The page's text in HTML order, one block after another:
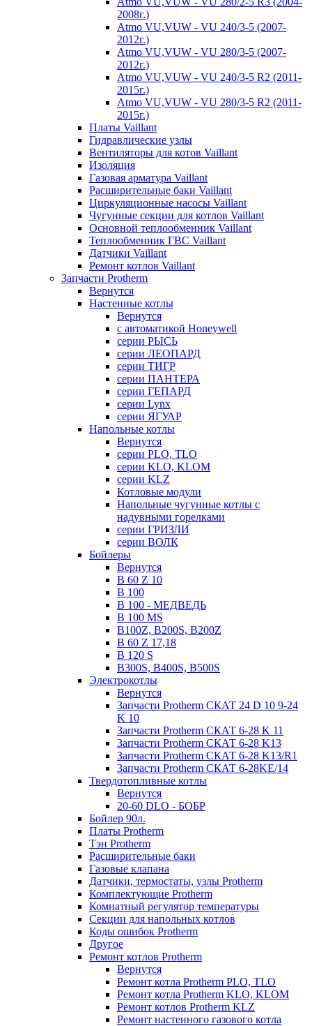
2008г.)
Atmo VU,VUW - VU 240/3-5 (2007-
2012г.)
Atmo VU,VUW - VU 280/3-5 (2007-
2012г.)
Atmo VU,VUW - VU 240/3-5 R2 (2011-
2015г.)
Atmo VU,VUW - VU 280/3-5 R2 (2011-
2015г.)
Платы Vaillant
Гидравлические узлы
Вентиляторы для котов Vaillant
Изоляция
Газовая арматура Vaillant
Расширительные баки Vaillant
Циркуляционные насосы Vaillant
Чугунные секции для котлов Vaillant
Основной теплообменник Vaillant
Теплообменник ГВС Vaillant
Датчики Vaillant
Ремонт котлов Vaillant
Запчасти Protherm
Вернутся
Настенные котлы
Вернутся
с автоматикой Honeywell
серии РЫСЬ
серии ЛЕОПАРД
серии ТИГР
серии ПАНТЕРА
серии ГЕПАРД
серии Lynx
серии ЯГУАР
Напольные котлы
Вернутся
серии PLO, TLO
серии KLO, KLOM
серии KLZ
Котловые модули
Напольные чугунные котлы с
надувными горелками
серии ГРИЗЛИ
серии ВОЛК
Бойлеры
Вернутся
B 60 Z 10
B 100
B 100 - МЕДВЕДЬ
B 100 MS
B100Z, B200S, B200Z
B 60 Z 17,18
B 120 S
B300S, B400S, B500S
Электрокотлы
Вернутся
Запчасти Protherm СКАТ 24 D 10 9-24
K 10
Запчасти Protherm СКАТ 6-28 K 11
Запчасти Protherm СКАТ 6-28 K13
Запчасти Protherm СКАТ 6-28 K13/R1
Запчасти Protherm СКАТ 6-28KE/14
Твердотопливные котлы
Вернутся
20-60 DLO - БОБР
Бойлер 90л.
Платы Protherm
Тэн Protherm
Расширительные баки
Газовые клапана
Датчики, термостаты, узлы Protherm
Комплектующие Protherm
Комнатный регулятор температуры
Секции для напольных котлов
Коды ошибок Protherm
Другое
Ремонт котлов Protherm
Вернутся
Ремонт котла Protherm PLO, TLO
Ремонт котла Protherm KLO, KLOM
Ремонт котлов Protherm KLZ
Ремонт настенного газового котла